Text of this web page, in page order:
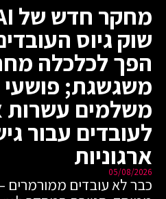
שוק גיוס
הפך לכלכלה
משגשגת; פושעי
משלמים עשרות
לעובדים עבור
ארגוניות
05/08/2026
כבר לא עובדים ממורמרים